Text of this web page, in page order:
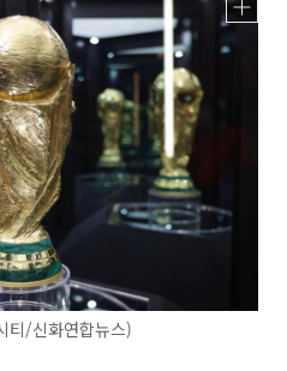
티/신화연합뉴스)